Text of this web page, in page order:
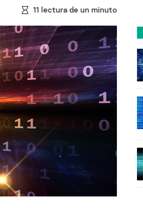
11 lectura de un minuto